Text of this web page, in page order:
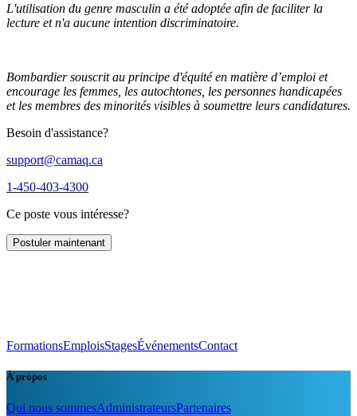
L'utilisation du genre masculin a été adoptée afin de faciliter la
lecture et n'a aucune intention discriminatoire.
Bombardier souscrit au principe d'équité en matière d’emploi et
encourage les femmes, les autochtones, les personnes handicapées
et les membres des minorités visibles à soumettre leurs candidatures.
Besoin d'assistance?
support@camaq.ca
1-450-403-4300
Ce poste vous intéresse?
Postuler maintenant
FormationsEmploisStagesÉvénementsContact
À propos
Qui nous sommesAdministrateursPartenaires